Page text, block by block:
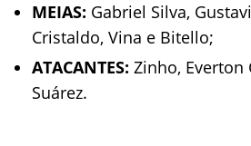
MEIAS: Gabriel Silva,
Cristaldo, Vina e Bitello;
ATACANTES: Zinho, Everton
Suárez.